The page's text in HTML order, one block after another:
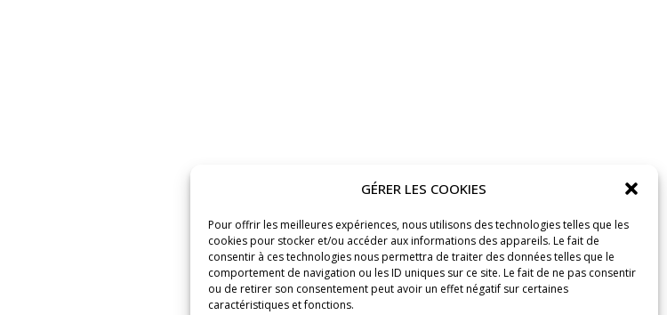
GÉRER LES COOKIES
Pour offrir les meilleures expériences, nous utilisons des technologies telles que les
cookies pour stocker et/ou accéder aux informations des appareils. Le fait de
consentir à ces technologies nous permettra de traiter des données telles que le
comportement de navigation ou les ID uniques sur ce site. Le fait de ne pas consentir
ou de retirer son consentement peut avoir un effet négatif sur certaines
caractéristiques et fonctions.